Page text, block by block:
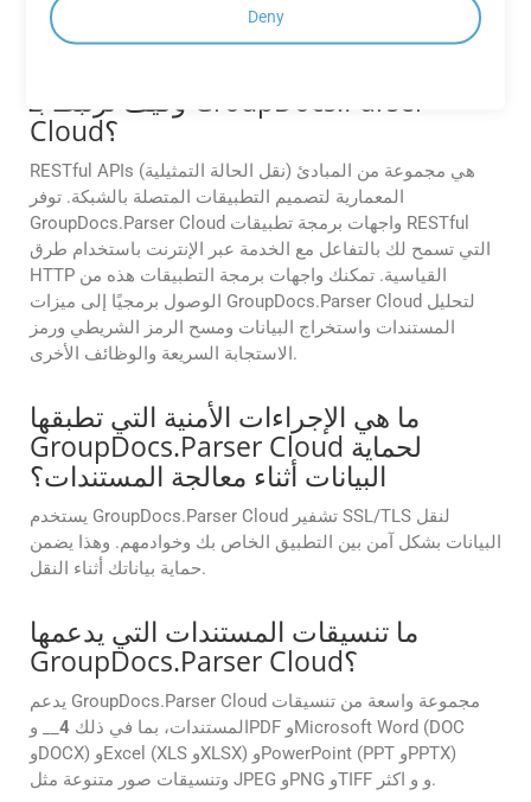
وكيف ترتبط بـ GroupDocs.Parser
Cloud؟
RESTful APIs (نقل الحالة التمثيلية) هي مجموعة من المبادئ
المعمارية لتصميم التطبيقات المتصلة بالشبكة. توفر
GroupDocs.Parser Cloud واجهات برمجة تطبيقات RESTful
التي تسمح لك بالتفاعل مع الخدمة عبر الإنترنت باستخدام طرق
HTTP القياسية. تمكنك واجهات برمجة التطبيقات هذه من
الوصول برمجيًا إلى ميزات GroupDocs.Parser Cloud لتحليل
المستندات واستخراج البيانات ومسح الرمز الشريطي ورمز
الاستجابة السريعة والوظائف الأخرى.
ما هي الإجراءات الأمنية التي تطبقها
GroupDocs.Parser Cloud لحماية
البيانات أثناء معالجة المستندات؟
يستخدم GroupDocs.Parser Cloud تشفير SSL/TLS لنقل
البيانات بشكل آمن بين التطبيق الخاص بك وخوادمهم. وهذا يضمن
حماية بياناتك أثناء النقل.
ما تنسيقات المستندات التي يدعمها
GroupDocs.Parser Cloud؟
يدعم GroupDocs.Parser Cloud مجموعة واسعة من تنسيقات
المستندات، بما في ذلك 4 __ وPDF وMicrosoft Word (DOC
وDOCX) وExcel (XLS وXLSX) وPowerPoint (PPT وPPTX)
وتنسيقات صور متنوعة مثل JPEG وPNG وTIFF و و اكثر.
Deny